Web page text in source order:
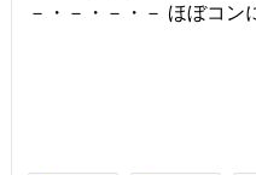
－・－・－・－ ほぼコン